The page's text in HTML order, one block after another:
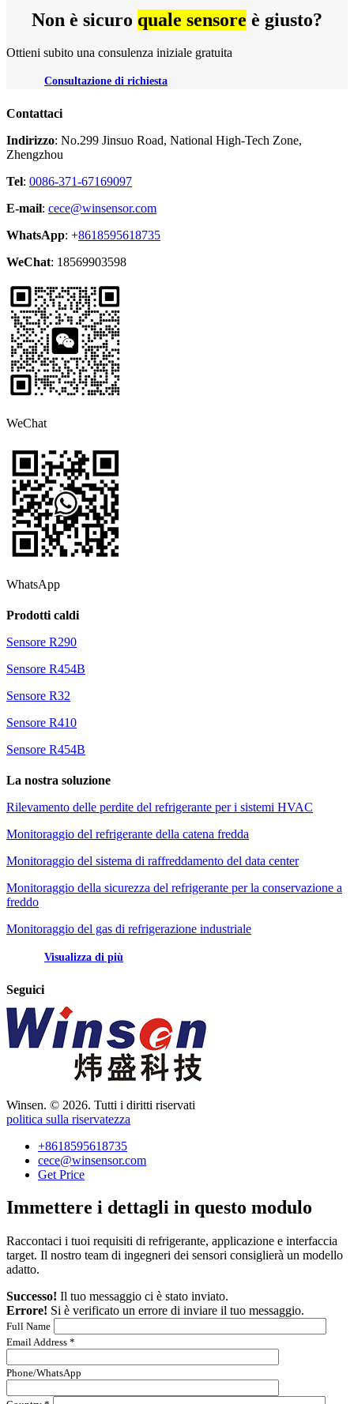
Non è sicuro quale sensore è giusto?
Ottieni subito una consulenza iniziale gratuita
Consultazione di richiesta
Contattaci
Indirizzo: No.299 Jinsuo Road, National High-Tech Zone,
Zhengzhou
Tel: 0086-371-67169097
E-mail: cece@winsensor.com
WhatsApp: +8618595618735
WeChat: 18569903598
WeChat
WhatsApp
Prodotti caldi
Sensore R290
Sensore R454B
Sensore R32
Sensore R410
Sensore R454B
La nostra soluzione
Rilevamento delle perdite del refrigerante per i sistemi HVAC
Monitoraggio del refrigerante della catena fredda
Monitoraggio del sistema di raffreddamento del data center
Monitoraggio della sicurezza del refrigerante per la conservazione a
freddo
Monitoraggio del gas di refrigerazione industriale
Visualizza di più
Seguici
Winsen. © 2026. Tutti i diritti riservati
politica sulla riservatezza
+8618595618735
cece@winsensor.com
Get Price
Immettere i dettagli in questo modulo
Raccontaci i tuoi requisiti di refrigerante, applicazione e interfaccia
target. Il nostro team di ingegneri dei sensori consiglierà un modello
adatto.
Successo! Il tuo messaggio ci è stato inviato.
Errore! Si è verificato un errore di inviare il tuo messaggio.
Full Name
Email Address *
Phone/WhatsApp